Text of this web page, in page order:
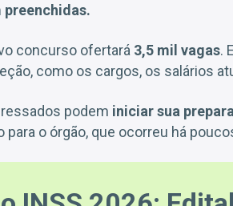
preenchidas.
concurso ofertará 3,5 mil vagas.
como os cargos, os salários
podem iniciar sua
para o órgão, que ocorreu há